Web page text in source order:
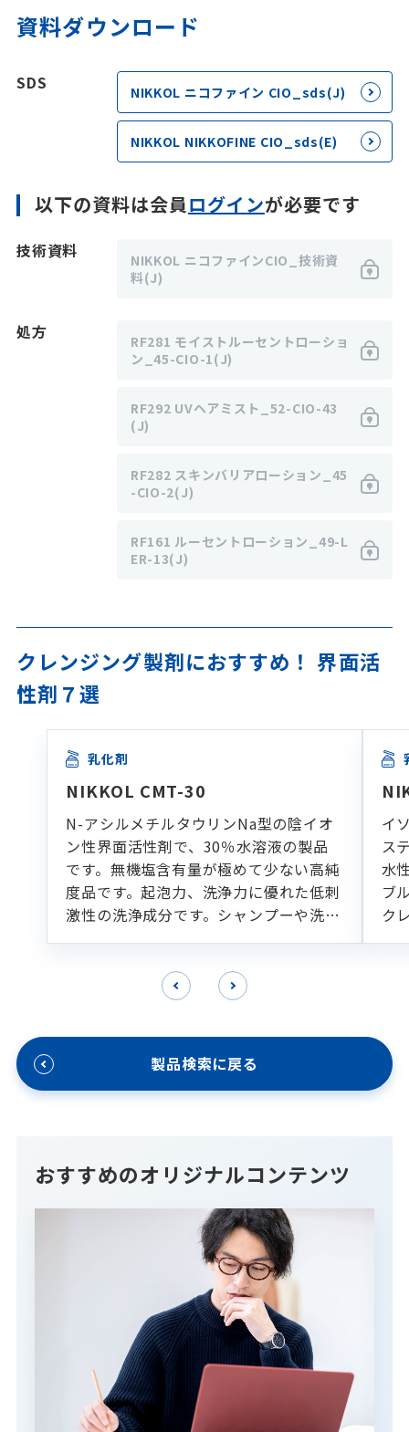
資料ダウンロード
SDS NIKKOL ニコファイン CIO_sds(J)
NIKKOL NIKKOFINE CIO_sds(E)
以下の資料は会員ログインが必要です
技術資料
NIKKOL ニコファインCIO_技術資
料(J)
処方
RF281 モイストルーセントローショ
ン_45-CIO-1(J)
RF292 UVヘアミスト_52-CIO-43
(J)
RF282 スキンバリアローション_45
-CIO-2(J)
RF161 ルーセントローション_49-L
ER-13(J)
クレンジング製剤におすすめ！ 界面活
性剤７選
乳化剤
NIKKOL CMT-30
N-アシルメチルタウリンNa型の陰イオ
ン性界面活性剤で、30％水溶液の製品
です。無機塩含有量が極めて少ない高純
度品です。起泡力、洗浄力に優れた低刺
激性の洗浄成分です。シャンプーや洗顔
フォームなどの各種洗浄製剤に適してい
イ
ス
水
ブ
ク
製品検索に戻る
おすすめのオリジナルコンテンツ